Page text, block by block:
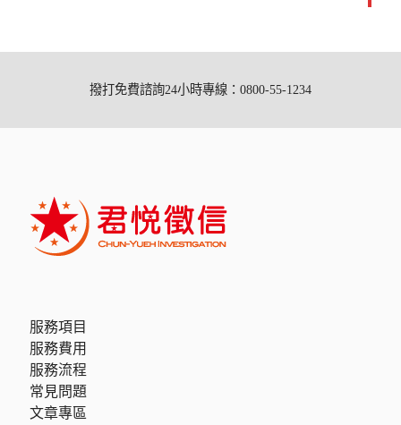
撥打免費諮詢24小時專線：0800-55-1234
服務項目
服務費用
服務流程
常見問題
文章專區